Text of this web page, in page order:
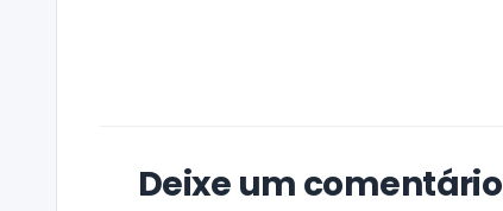
Deixe um comentário